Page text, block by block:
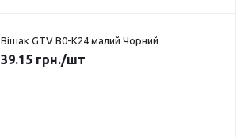
Вішак GTV B0-K24 малий Чорний
39.15 грн./шт